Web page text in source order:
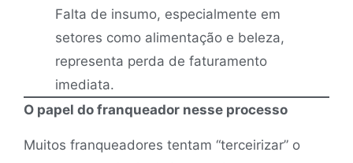
Falta de insumo, especialmente em
setores como alimentação e beleza,
representa perda de faturamento
imediata.
O papel do franqueador nesse processo
Muitos franqueadores tentam “terceirizar” o